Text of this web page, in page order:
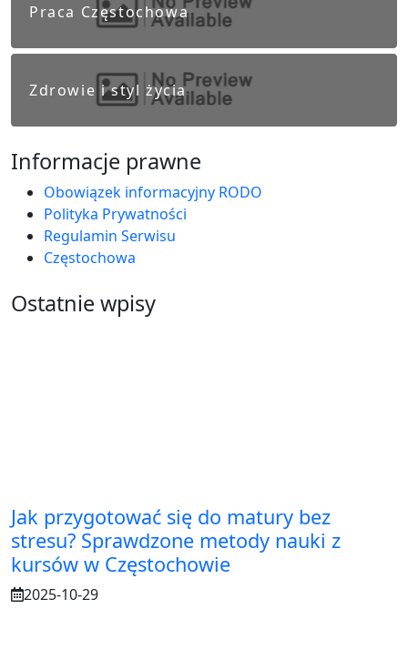
Praca Częstochowa
Zdrowie i styl życia
Informacje prawne
Obowiązek informacyjny RODO
Polityka Prywatności
Regulamin Serwisu
Częstochowa
Ostatnie wpisy
Jak przygotować się do matury bez
stresu? Sprawdzone metody nauki z
kursów w Częstochowie
2025-10-29